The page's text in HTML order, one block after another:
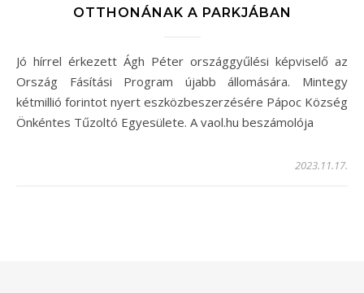
OTTHONÁNAK A PARKJÁBAN
Jó hírrel érkezett Ágh Péter országgyűlési képviselő az
Ország Fásítási Program újabb állomására. Mintegy
kétmillió forintot nyert eszközbeszerzésére Pápoc Község
Önkéntes Tűzoltó Egyesülete. A vaol.hu beszámolója
2023.11.17.